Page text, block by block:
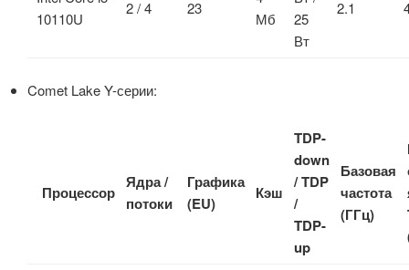
10110U
2 / 4 23
Мб
25
Вт
2.1
Comet Lake Y-серии:
Процессор
Ядра /
потоки
Графика
(EU)
Кэш
TDP-
down
/ TDP
/
TDP-
up
Базовая
частота
(ГГц)